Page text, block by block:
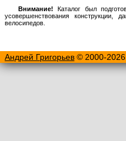
Внимание!
Каталог был
усовершенствования конструкции,
велосипедов.
Андрей Григорьев © 2000-2026